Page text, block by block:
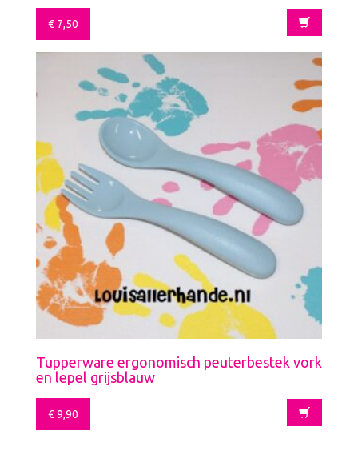
€ 7,50
Tupperware ergonomisch peuterbestek vork
en lepel grijsblauw
€9,90